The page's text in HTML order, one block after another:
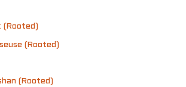
(Rooted)
(Rooted)
(Rooted)